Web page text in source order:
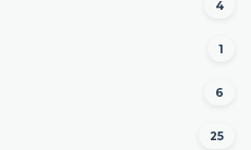
4
1
6
25